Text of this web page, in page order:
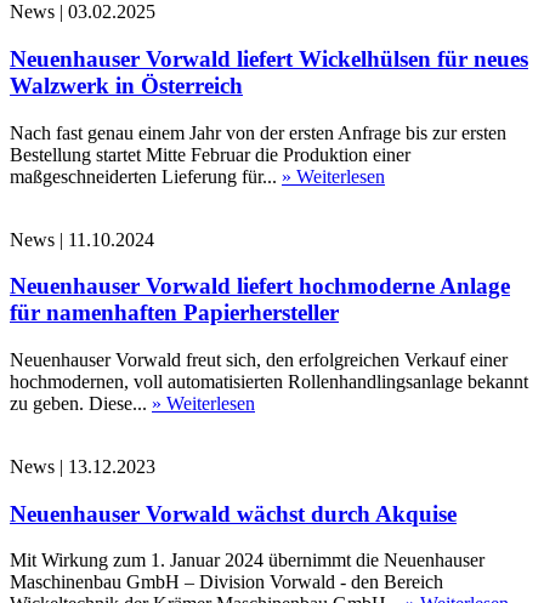
News | 03.02.2025
Neuenhauser Vorwald liefert Wickelhülsen für neues
Walzwerk in Österreich
Nach fast genau einem Jahr von der ersten Anfrage bis zur ersten
Bestellung startet Mitte Februar die Produktion einer
maßgeschneiderten Lieferung für... » Weiterlesen
News | 11.10.2024
Neuenhauser Vorwald liefert hochmoderne Anlage
für namenhaften Papierhersteller
Neuenhauser Vorwald freut sich, den erfolgreichen Verkauf einer
hochmodernen, voll automatisierten Rollenhandlingsanlage bekannt
zu geben. Diese... » Weiterlesen
News | 13.12.2023
Neuenhauser Vorwald wächst durch Akquise
Mit Wirkung zum 1. Januar 2024 übernimmt die Neuenhauser
Maschinenbau GmbH – Division Vorwald - den Bereich